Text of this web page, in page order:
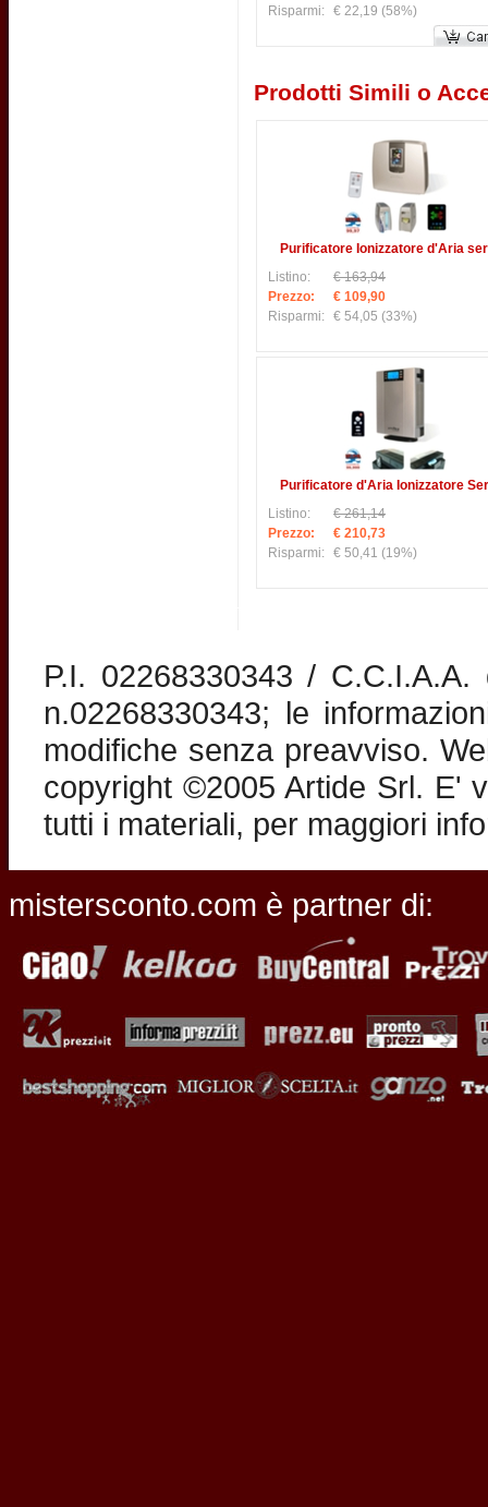
Risparmi: € 22,19 (58%)
Prodotti Simili o
Purificatore Ionizzatore d'Aria
Listino:
€ 163,94
Prezzo:
€ 109,90
Risparmi: € 54,05 (33%)
Purificatore d'Aria Ionizzatore
Listino:
€ 261,14
Prezzo:
€ 210,73
Risparmi: € 50,41 (19%)
P.I. 02268330343 /
n.02268330343; le
modifiche senza preavviso.
copyright ©2005 Artide Srl. E'
tutti i materiali, per maggiori
mistersconto.com è partner di: